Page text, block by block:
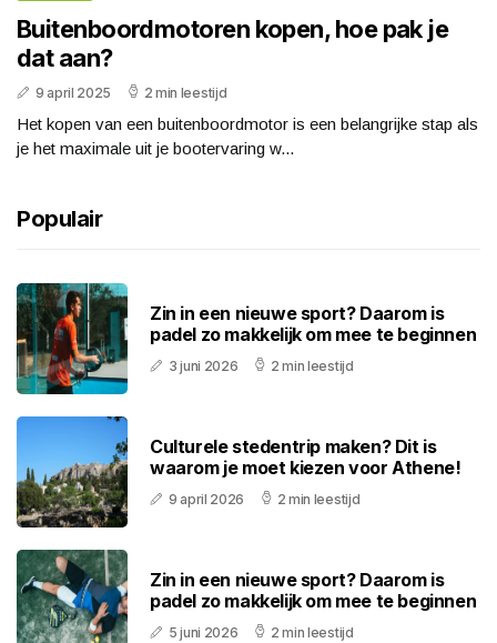
Buitenboordmotoren kopen, hoe pak je
dat aan?
9 april 2025 2 min leestijd
Het kopen van een buitenboordmotor is een belangrijke stap als
je het maximale uit je bootervaring w...
Populair
Zin in een nieuwe sport? Daarom is
padel zo makkelijk om mee te beginnen
3 juni 2026 2 min leestijd
Culturele stedentrip maken? Dit is
waarom je moet kiezen voor Athene!
9 april 2026 2 min leestijd
Zin in een nieuwe sport? Daarom is
padel zo makkelijk om mee te beginnen
5 juni 2026 2 min leestijd